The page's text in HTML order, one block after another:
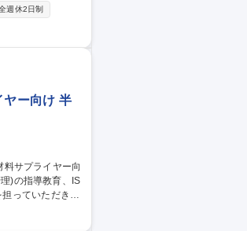
栄え確認と品
溶接作業など
週休2日制
ヤー向け 半
っていただきま